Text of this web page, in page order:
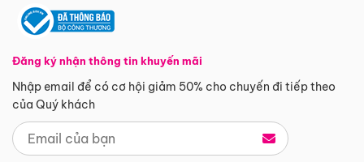
Đăng ký nhận thông tin khuyến mãi
Nhập email để có cơ hội giảm 50% cho chuyến đi tiếp theo
của Quý khách